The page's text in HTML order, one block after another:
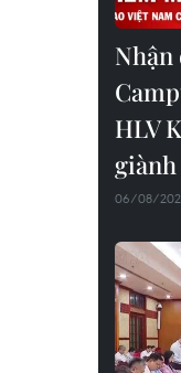
Nhận
HLV
06/08/